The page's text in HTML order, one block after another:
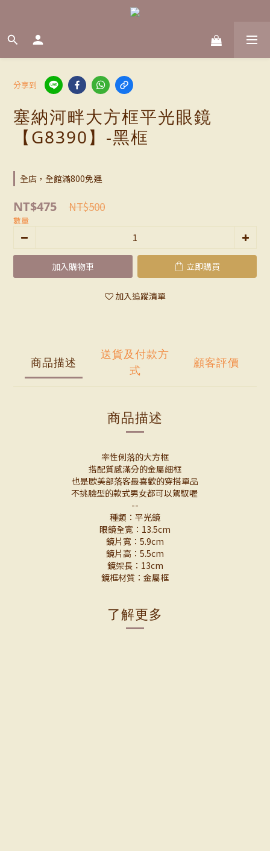
分享到
塞納河畔大方框平光眼鏡
【G8390】-黑框
全店，全館滿800免運
NT$475 NT$500
數量
加入購物車 立即購買
加入追蹤清單
商品描述
送貨及付款方
式
顧客評價
商品描述
率性俐落的大方框
搭配質感滿分的金屬細框
也是歐美部落客最喜歡的穿搭單品
不挑臉型的款式男女都可以駕馭喔
--
種類：平光鏡
眼鏡全寬：13.5cm
鏡片寬：5.9cm
鏡片高：5.5cm
鏡架長：13cm
鏡框材質：金屬框
了解更多